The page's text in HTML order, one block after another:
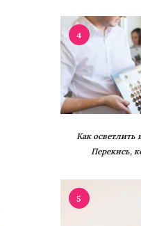
4
Как
Перекись,
5